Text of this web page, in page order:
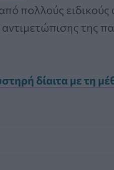
πολλούς
της
δίαιτα με τη